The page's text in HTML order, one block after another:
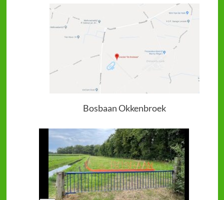
Bosbaan Okkenbroek